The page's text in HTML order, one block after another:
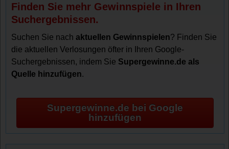
Finden Sie mehr Gewinnspiele in Ihren
Suchergebnissen.
Suchen Sie nachaktuellen Gewinnspielen? Finden Sie
die aktuellen Verlosungen öfter in Ihren Google-
Suchergebnissen, indem Sie Supergewinne.de als
Quelle hinzufügen.
Supergewinne.de bei Google
hinzufügen